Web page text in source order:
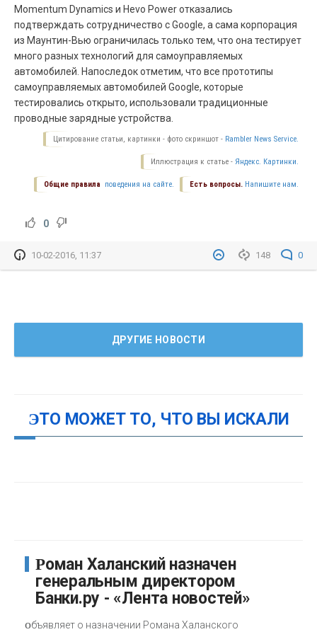
Momentum Dynamics и Hevo Power отказались
подтверждать сотрудничество с Google, а сама корпорация
из Маунтин-Вью ограничилась только тем, что она тестирует
много разных технологий для самоуправляемых
автомобилей. Напоследок отметим, что все прототипы
самоуправляемых автомобилей Google, которые
тестировались открыто, использовали традиционные
проводные зарядные устройства.
Цитирование статьи, картинки - фото скриншот - Rambler News Service.
Иллюстрация к статье - Яндекс. Картинки.
Есть вопросы. Напишите нам.
Общие правила поведения на сайте.
0
148 0
10-02-2016, 11:37
ДРУГИЕ НОВОСТИ
ЭТО МОЖЕТ ТО, ЧТО ВЫ ИСКАЛИ
Роман Халанский назначен
генеральным директором
Банки.ру - «Лента новостей»
объявляет о назначении Романа Халанского